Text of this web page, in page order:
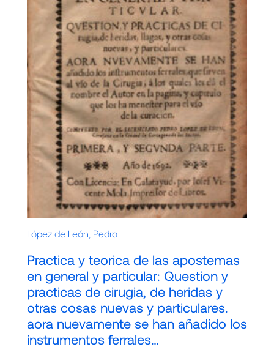
López de León, Pedro
Practica y teorica de las apostemas
en general y particular: Question y
practicas de cirugia, de heridas y
otras cosas nuevas y particulares.
aora nuevamente se han añadido los
instrumentos ferrales…